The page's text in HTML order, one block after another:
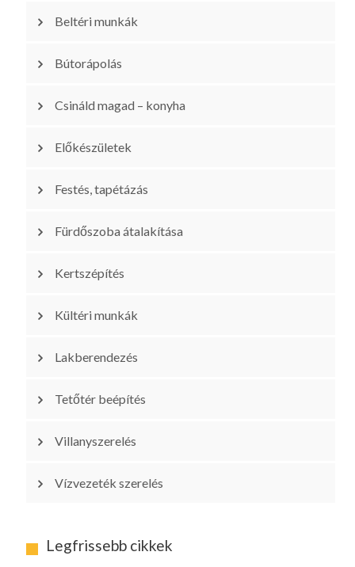
Beltéri munkák
Bútorápolás
Csináld magad – konyha
Előkészületek
Festés, tapétázás
Fürdőszoba átalakítása
Kertszépítés
Kültéri munkák
Lakberendezés
Tetőtér beépítés
Villanyszerelés
Vízvezeték szerelés
Legfrissebb cikkek